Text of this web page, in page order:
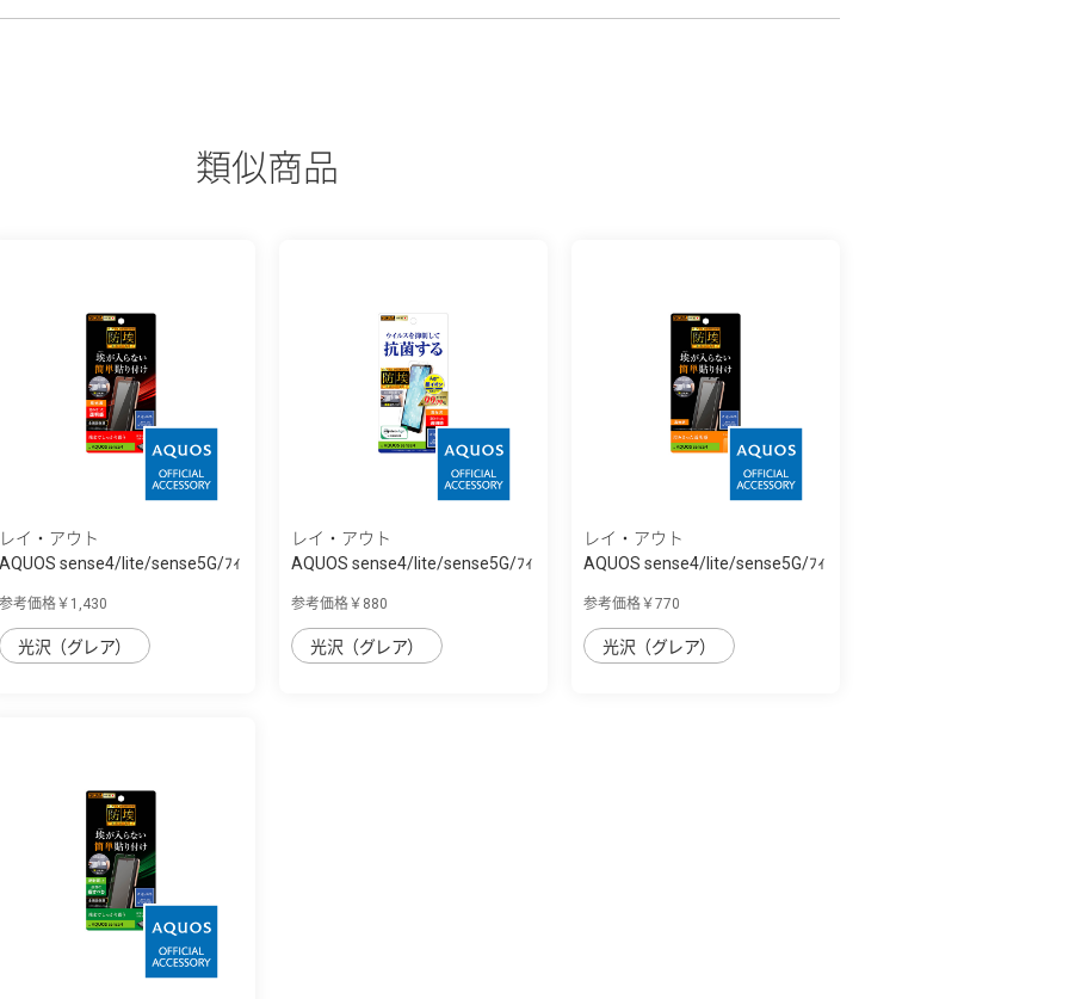
類似商品
レイ・アウト
AQUOS sense4/lite/sense5G/ﾌｨ
参考価格￥1,430
光沢（グレア）
レイ・アウト
AQUOS sense4/lite/sense5G/ﾌｨ
参考価格￥880
光沢（グレア）
レイ・アウト
AQUOS sense4/lite/sense5G/ﾌｨ
参考価格￥770
光沢（グレア）